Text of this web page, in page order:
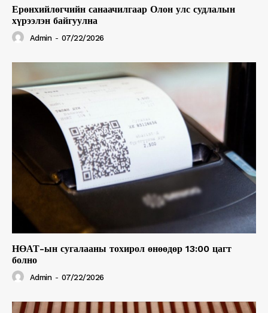
Ерөнхийлөгчийн санаачилгаар Олон улс судлалын
хүрээлэн байгуулна
Admin - 07/22/2026
НӨАТ-ын сугалааны тохирол өнөөдөр 13:00 цагт
болно
Admin - 07/22/2026